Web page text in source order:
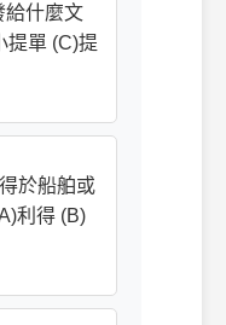
給什麼文
提單 (C)提
於船舶或
利得 (B)